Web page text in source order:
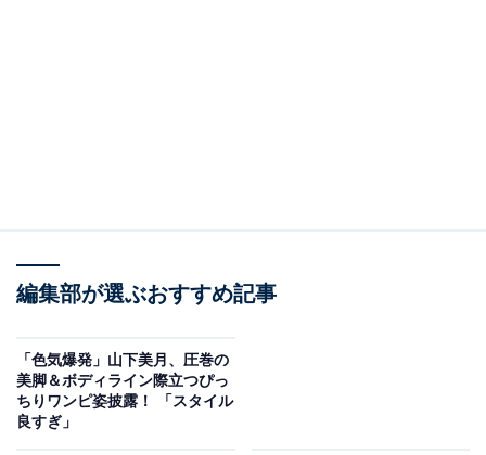
編集部が選ぶおすすめ記事
「色気爆発」山下美月、圧巻の
美脚＆ボディライン際立つぴっ
ちりワンピ姿披露！ 「スタイル
良すぎ」